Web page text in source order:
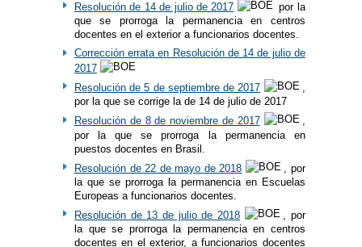
Resolución de 14 de julio de 2017
por la
que se prorroga la permanencia en centros
docentes en el exterior a funcionarios docentes.
Corrección errata en Resolución de 14 de julio de
2017
Resolución de 5 de septiembre de 2017
,
por la que se corrige la de 14 de julio de 2017
Resolución de 8 de noviembre de 2017
,
por la que se prorroga la permanencia en
puestos docentes en Brasil.
Resolución de 22 de mayo de 2018
, por
la que se prorroga la permanencia en Escuelas
Europeas a funcionarios docentes.
Resolución de 13 de julio de 2018
, por
la que se prorroga la permanencia en centros
docentes en el exterior, a funcionarios docentes